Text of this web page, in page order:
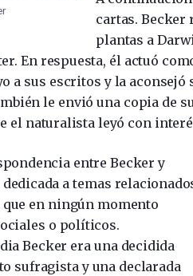
cartas. Becker
plantas a
En respuesta, él actuó
a sus escritos y la
le envió una copia de
el naturalista leyó con
entre Becker y
a temas
en ningún momento
o políticos.
Becker era una decidida
sufragista y una declarada